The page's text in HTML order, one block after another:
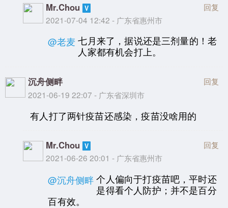
Mr.Chou
2021-07-04 12:42 - 广东省惠州市
回复
@老麦 七月来了，据说还是三剂量的！老
人家都有机会打上。
沉舟侧畔
2021-06-19 22:07 - 广东省深圳市
回复
有人打了两针疫苗还感染，疫苗没啥用的
Mr.Chou
2021-06-26 20:01 - 广东省惠州市
回复
@沉舟侧畔 个人偏向于打疫苗吧，平时还
是得看个人防护；并不是百分
百有效。